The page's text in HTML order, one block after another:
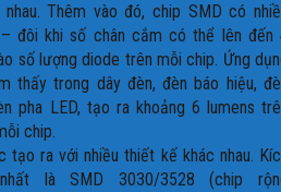
Thêm vào đó, chip SMD có
đôi khi số chân cắm có thể lên đến
số lượng diode trên mỗi chip. Ứng
thấy trong dây đèn, đèn báo hiệu,
pha LED, tạo ra khoảng 6 lumens
chip.
tạo ra với nhiều thiết kế khác nhau.
là SMD 3030/3528 (chip